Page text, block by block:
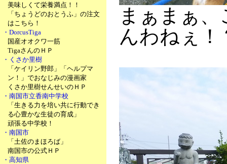
美味しくて栄養満点！！
「ちょうどのおとうふ」の注文
はこちら！
・DorcusTiga
国産オオクワ一筋
TigaさんのＨＰ
・くさか里樹
「ケイリン野郎」「ヘルプマ
ン！」でおなじみの漫画家
くさか里樹せんせいのＨＰ
・南国市立香南中学校
「生きる力を培い共に行動でき
る心豊かな生徒の育成」
頑張る中学校！
・南国市
「土佐のまほろば」
南国市の公式ＨＰ
・高知県
まぁまぁ
んわねぇ！